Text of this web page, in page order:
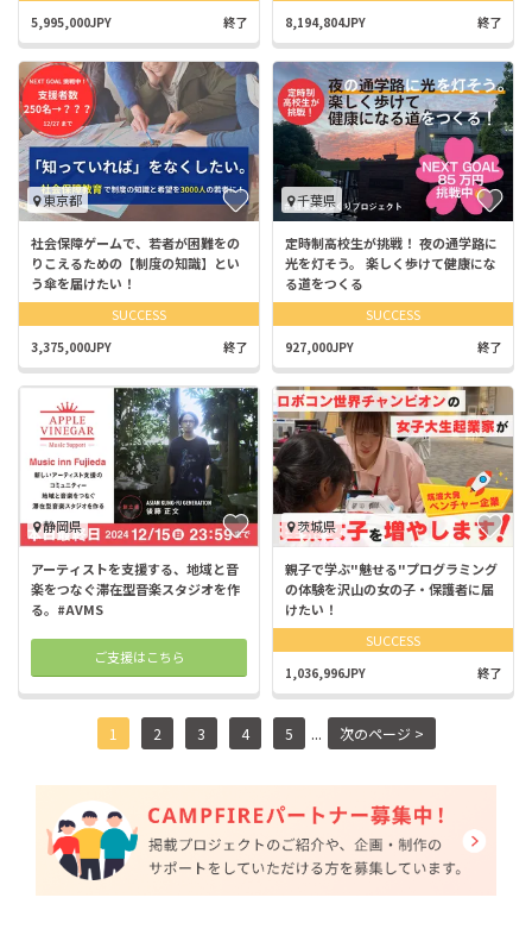
5,995,000JPY 終了 8,194,804JPY 終了
東京都
社会保障ゲームで、若者が困難をの
りこえるための【制度の知識】とい
う傘を届けたい！
SUCCESS
3,375,000JPY 終了
千葉県
定時制高校生が挑戦！ 夜の通学路に
光を灯そう。 楽しく歩けて健康にな
る道をつくる
SUCCESS
927,000JPY 終了
静岡県
アーティストを支援する、地域と音
楽をつなぐ滞在型音楽スタジオを作
る。#AVMS
ご支援はこちら
茨城県
親子で学ぶ"魅せる"プログラミング
の体験を沢山の女の子・保護者に届
けたい！
SUCCESS
1,036,996JPY 終了
1 2 3 4 5 ... 次のページ >